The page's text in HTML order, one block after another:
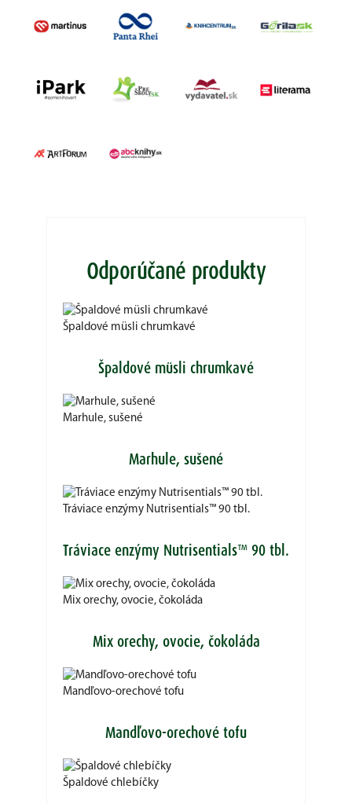
Odporúčané produkty
Špaldové müsli chrumkavé
Špaldové müsli chrumkavé
Marhule, sušené
Marhule, sušené
Tráviace enzýmy Nutrisentials™ 90 tbl.
Tráviace enzýmy Nutrisentials™ 90 tbl.
Mix orechy, ovocie, čokoláda
Mix orechy, ovocie, čokoláda
Mandľovo-orechové tofu
Mandľovo-orechové tofu
Špaldové chlebíčky